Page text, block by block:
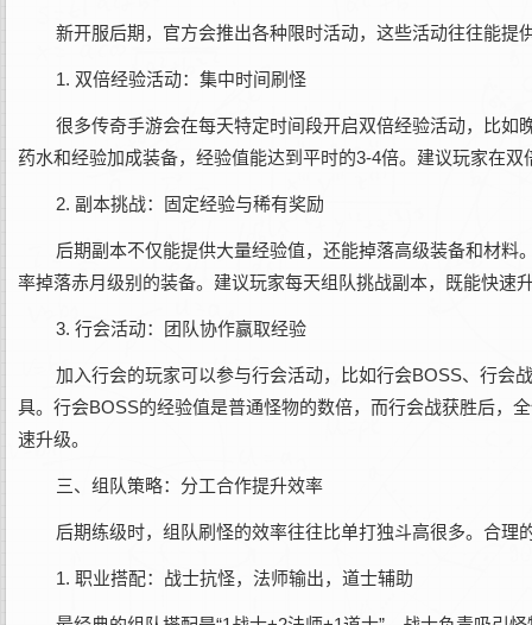
新开服后期，官方会推出各种限时活动，这些活动往往能提
1. 双倍经验活动：集中时间刷怪
很多传奇手游会在每天特定时间段开启双倍经验活动，比
药水和经验加成装备，经验值能达到平时的3-4倍。建议玩家在
2. 副本挑战：固定经验与稀有奖励
后期副本不仅能提供大量经验值，还能掉落高级装备和材料
率掉落赤月级别的装备。建议玩家每天组队挑战副本，既能快速
3. 行会活动：团队协作赢取经验
加入行会的玩家可以参与行会活动，比如行会BOSS、行会
具。行会BOSS的经验值是普通怪物的数倍，而行会战获胜后，
速升级。
三、组队策略：分工合作提升效率
后期练级时，组队刷怪的效率往往比单打独斗高很多。合理
1. 职业搭配：战士抗怪，法师输出，道士辅助